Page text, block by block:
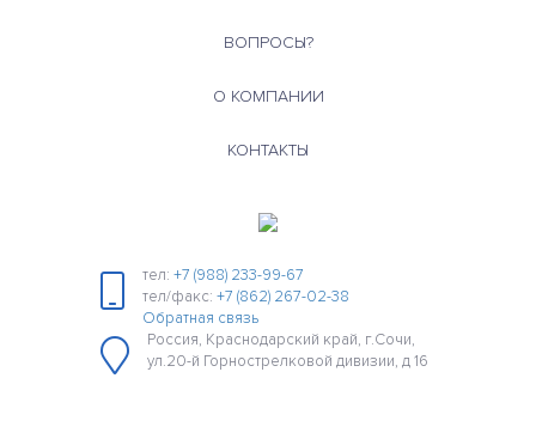
ВОПРОСЫ?
О КОМПАНИИ
КОНТАКТЫ
тел: +7 (988) 233-99-67
тел/факс: +7 (862) 267-02-38
Обратная связь
Россия, Краснодарский край, г.Сочи,
ул.20-й Горнострелковой дивизии, д 16